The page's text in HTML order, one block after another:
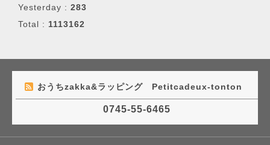
Yesterday : 283
Total : 1113162
おうちzakka&ラッピング Petitcadeux-tonton
0745-55-6465